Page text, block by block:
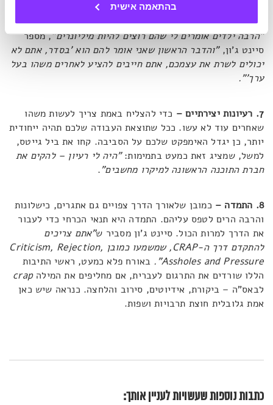
בהתאמה אישית
אחד האלמנטים החשובים להגשמת מטרותיכם
היא לגרום לאנשים למצוא עניין או צורך בכישורים שלכם.
"הרבה ילדים אומרים לי שהם רוצים להיות מיליונרים", מספר
סיינט ג'ון,"והדבר הראשון שאני אומר להם הוא 'בסדר, אתם לא
יכולים לשרת את עצמכם, אתם חייבים להציע לאחרים משהו בעל
ערך'".
7. רעיונות יצירתיים –
כדי להצליח באמת צריך לעשות משהו
שאחרים עוד לא עשו. ככל שתוצאת העבודה שלכם תהיה ייחודית
יותר, כן יגדל האימפקט שלכם על הסביבה. קחו את ביל גייטס,
למשל, שמציג זאת כמעט בתמימות:"היה לי רעיון – להקים את
חברת התוכנה הראשונה למיקרו מחשבים".
8. התמדה –
כמובן שלאורך הדרך צפויים גם אתגרים, כישלונות
והרבה הרים לטפס עליהם. התמדה היא תנאי הכרחי כדי לעבור
את הדרך למרות הכול. סיינט ג'ון מסביר ש"אתם צריכים
להתקדם דרך ה-CRAP, שמשמעו כמובן Criticism, Rejection,
Assholes and Pressure
". באורח פלא כמעט, ראשי התיבות
הללו שורדים את התרגום לעברית, אם מחליפים את המילהcrap
לבאס"ה – ביקורת, אידיוטים, סירוב והלחצה. כנראה שיש כאן
אמת גלובלית חוצת תרבויות ושפות.
כתבות נוספות שעשויות לעניין אותך: